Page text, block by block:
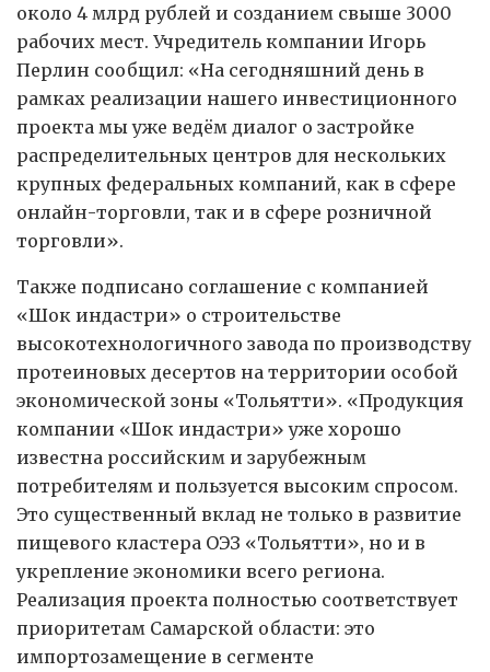
около 4 млрд рублей и созданием свыше 3000
рабочих мест. Учредитель компании Игорь
Перлин сообщил: «На сегодняшний день в
рамках реализации нашего инвестиционного
проекта мы уже ведём диалог о застройке
распределительных центров для нескольких
крупных федеральных компаний, как в сфере
онлайн-торговли, так и в сфере розничной
торговли».
Также подписано соглашение с компанией
«Шок индастри» о строительстве
высокотехнологичного завода по производству
протеиновых десертов на территории особой
экономической зоны «Тольятти». «Продукция
компании «Шок индастри» уже хорошо
известна российским и зарубежным
потребителям и пользуется высоким спросом.
Это существенный вклад не только в развитие
пищевого кластера ОЭЗ «Тольятти», но и в
укрепление экономики всего региона.
Реализация проекта полностью соответствует
приоритетам Самарской области: это
импортозамещение в сегменте